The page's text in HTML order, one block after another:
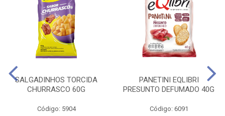
SALGADINHOS TORCIDA
CHURRASCO 60G
Código: 5904
PANETINI EQLIBRI
PRESUNTO DEFUMADO 40G
Código: 6091